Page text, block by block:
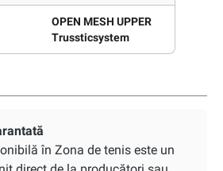
OPEN MESH UPPER
Trussticsystem
în Zona de tenis este un